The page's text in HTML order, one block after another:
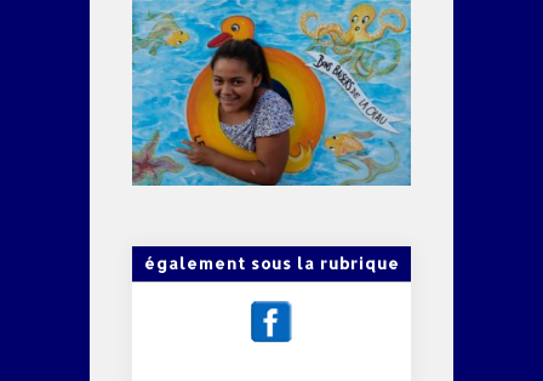
également sous la rubrique